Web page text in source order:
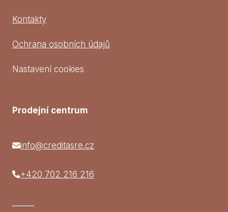
Kontakty
Ochrana osobních údajů
Nastavení cookies
Prodejní centrum
info@creditasre.cz
+420 702 216 216